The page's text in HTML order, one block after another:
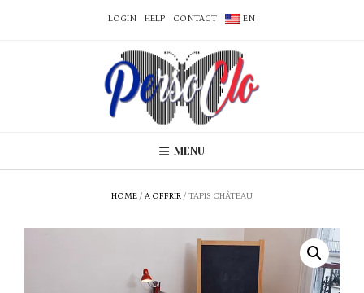
LOGIN HELP CONTACT EN
MENU
HOME / A OFFRIR / TAPIS CHÂTEAU